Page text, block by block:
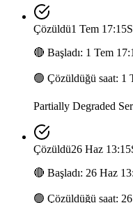
Çözüldü1 Tem 17:15
🔴 Başladı: 1 Tem
🟢 Çözüldüğü saat: 1
Partially Degraded
Çözüldü26 Haz 13:15
🔴 Başladı: 26 Haz
🟢 Çözüldüğü saat: